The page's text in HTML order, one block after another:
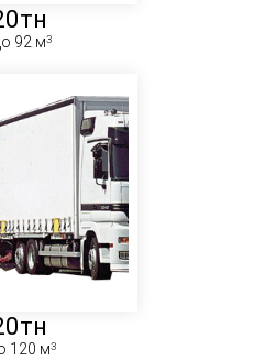
92 м
120 м